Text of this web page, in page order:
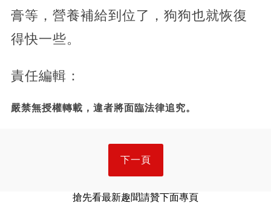
膏等，營養補給到位了，狗狗也就恢復
得快一些。
責任編輯：
嚴禁無授權轉載，違者將面臨法律追究。
下一頁
搶先看最新趣聞請贊下面專頁